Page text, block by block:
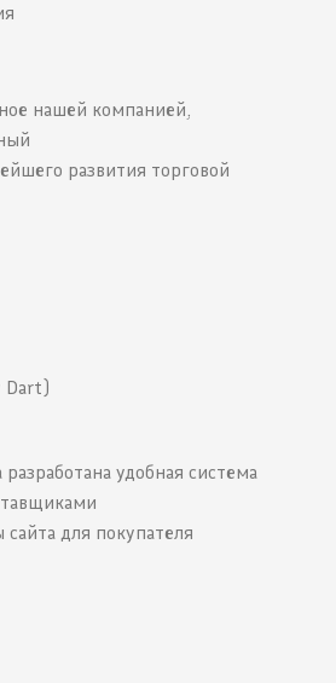
нашей компанией,
развития торговой
Dart)
удобная система
для покупателя